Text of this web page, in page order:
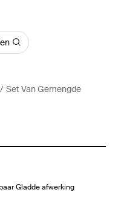
Set Van Gemengde
Gladde afwerking